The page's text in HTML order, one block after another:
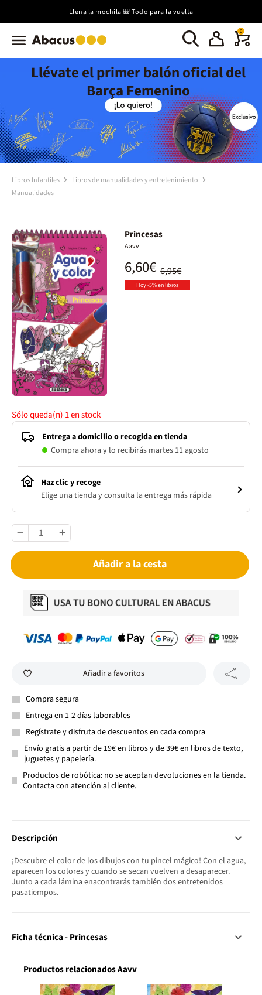
Llena la mochila 🎒 Todo para la vuelta
0
Llévate el primer balón oficial del
Barça Femenino
Libros Infantiles
Libros de manualidades y entretenimiento
Manualidades
Princesas
Aavv
6,95€
6,60€
Hoy -5% en libros
Sólo queda(n) 1en stock
Entrega a domicilio o recogida en tienda
Compra ahora y lo recibirás martes 11 agosto
Haz clic y recoge
Elige una tienda y consulta la entrega más rápida
Añadir a la cesta
Añadir a favoritos
Compra segura
Entrega en 1-2 días laborables
Regístrate y disfruta de descuentos en cada compra
Envío gratis a partir de 19€ en libros y de 39€ en libros de texto,
juguetes y papelería.
Productos de robótica: no se aceptan devoluciones en la tienda.
Contacta con atención al cliente.
Descripción
¡Descubre el color de los dibujos con tu pincel mágico! Con el agua,
aparecen los colores y cuando se secan vuelven a desaparecer.
Junto a cada lámina enacontrarás también dos entretenidos
pasatiempos.
Ficha técnica - Princesas
Productos relacionados Aavv